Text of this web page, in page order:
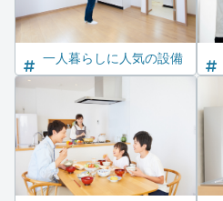
一人暮らしに人気の設備